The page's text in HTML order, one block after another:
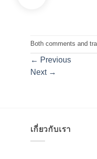
Both comments and
← Previous
Next →
เกี่ยวกับเรา